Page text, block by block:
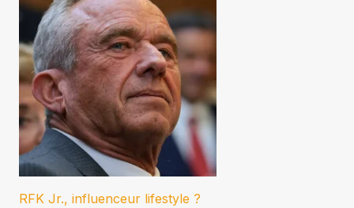
RFK Jr., influenceur lifestyle ?